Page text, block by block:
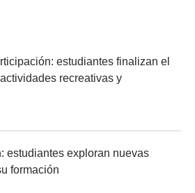
estudiantes finalizan el
recreativas y
estudiantes exploran nuevas
formación